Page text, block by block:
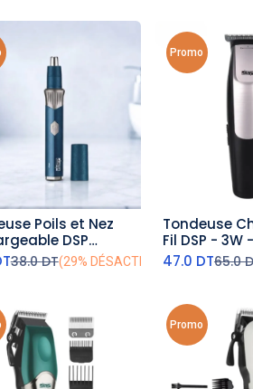
au panier
Poils et Nez
DSP
5W Bleu
38.0DT(29% DÉSACTIVÉ)
Promo
ajouter
Tondeuse
Fil DSP - 3W
47.0 DT65.0
Promo